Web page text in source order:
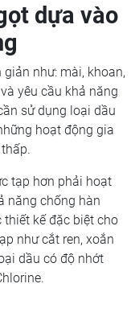
dựa vào
như: mài, khoan,
yêu cầu khả năng
sử dụng loại dầu
hoạt động gia
tạp hơn phải hoạt
năng chống hàn
kế đặc biệt cho
như cắt ren, xoắn
dầu có độ nhớt